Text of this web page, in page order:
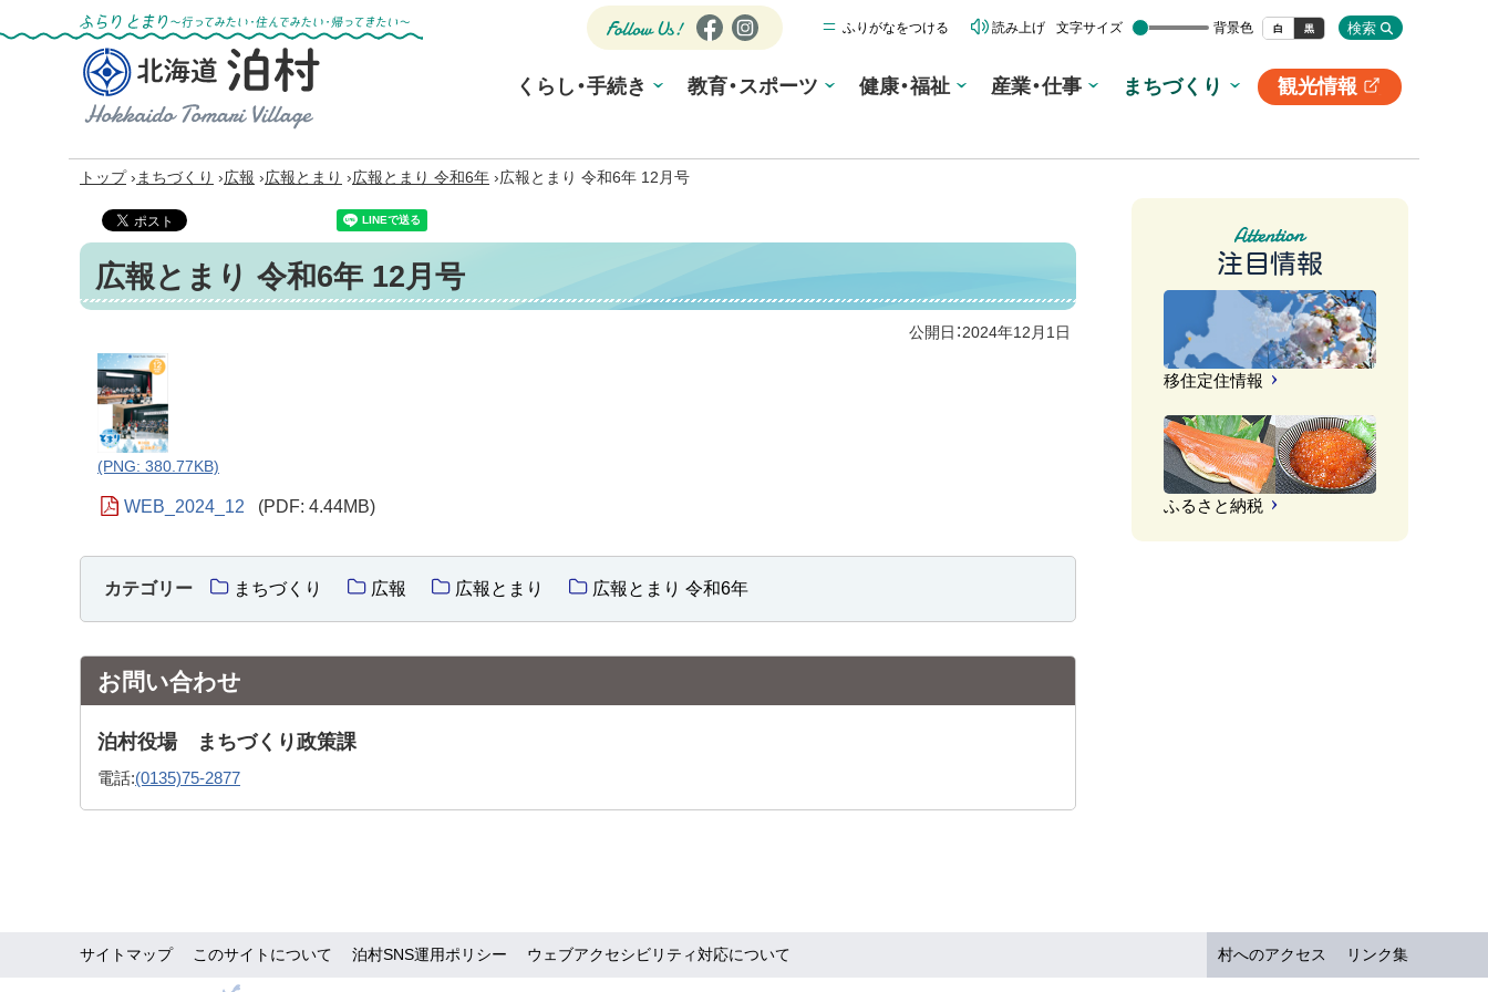
ふらりとまり～行ってみたい・住んでみた
い・帰ってきたい～
Village
公式SNS
Follow
Us!
Fa
bo
ok
Ins
ra
ふりがなをつける 読み上げ 文字サイズ 背景色 白 黒 検索
くらし・手続き 教育・スポーツ 健康・福祉 産業・仕事 まちづくり
観光情報
別
ト
トップ › まちづくり ›広報 ›広報とまり ›広報とまり 令和6年 ›広報とまり 令和6年 12月号
広報とまり 令和6年 12月号
公開日：2024年12月1日
(PNG: 380.77KB)
WEB_2024_12 (PDF: 4.44MB)
カテゴリー まちづくり 広報 広報とまり 広報とまり 令和6年
お問い合わせ
泊村役場 まちづくり政策課
電話:(0135)75-2877
注目情報
移住定住情報
ふるさと納税
サイトマップ このサイトについて 泊村SNS運用ポリシー ウェブアクセシビリティ対応について 村へのアクセス リンク集